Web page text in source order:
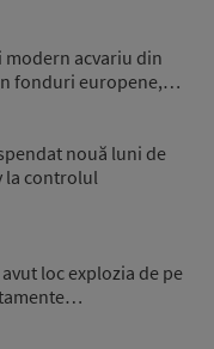
modern acvariu din
fonduri europene,…
nouă luni de
la controlul
loc explozia de pe